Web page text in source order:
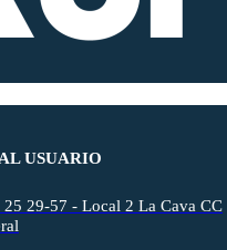
USUARIO
25 29-57 - Local 2 La Cava CC